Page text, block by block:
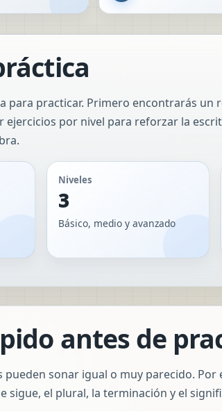
para practicar. Primero encontrarás
ejercicios por nivel para reforzar la
Niveles
3
Básico, medio y avanzado
antes de
pueden sonar igual o muy parecido.
sigue, el plural, la terminación y el